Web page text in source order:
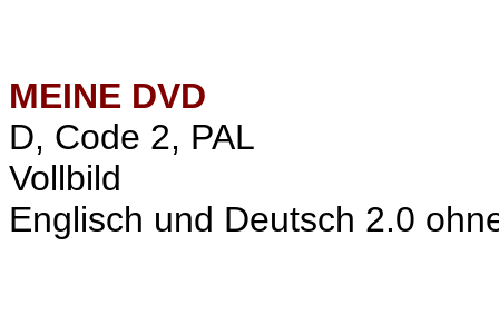
MEINE DVD
D, Code 2, PAL
Vollbild
Englisch und Deutsch 2.0